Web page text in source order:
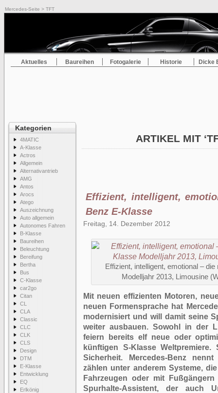
Mercedes-Seite > TFT
Aktuelles Baureihen Fotogalerie Historie Dicke
Kategorien
4MATIC
A-Klasse
Actros
Allgemein
Alternativantrieb
AMG
Antos
Arocs
Atego
Auszeichnung
Auto allgemein
Autonomes Fahren
B-Klasse
Baureihen
Beleuchtung
Bereifung
Bertha
Bus
C-Klasse
car2go
Citan
CL
CLA
Classic
CLC
CLK
CLS
Design
DTM
E-Klasse
Entwicklung
EQ
Erlkönig
ARTIKEL MIT
Effizient, intelligent,
Benz E-Klasse
Freitag, 14. Dezember 2012
Effizient, intelligent, emotional –
Modelljahr 2013, Limousine
Mit neuen effizienten Motoren,
neuen Formensprache hat
modernisiert und will damit seine
weiter ausbauen. Sowohl in der
feiern bereits elf neue oder
künftigen S-Klasse
Sicherheit. Mercedes-Benz
zählen unter anderem Systeme,
Fahrzeugen oder mit
Spurhalte-Assistent, der auch